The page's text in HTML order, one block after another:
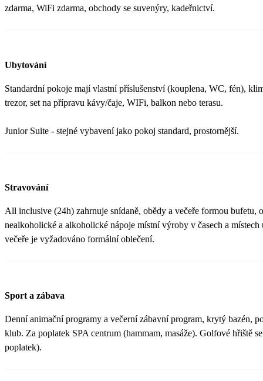
zdarma, WiFi zdarma, obchody se suvenýry, kadeřnictví.
Ubytování
Standardní pokoje mají vlastní příslušenství (kouplena, WC, fén),
trezor, set na přípravu kávy/čaje, WIFi, balkon nebo terasu.
Junior Suite - stejné vybavení jako pokoj standard, prostornější.
Stravování
All inclusive (24h) zahrnuje snídaně, obědy a večeře formou bufetu,
nealkoholické a alkoholické nápoje místní výroby v časech a místech
večeře je vyžadováno formální oblečení.
Sport a zábava
Denní animační programy a večerní zábavní program, krytý bazén,
klub. Za poplatek SPA centrum (hammam, masáže). Golfové hřiště
poplatek).